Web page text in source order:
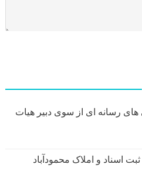
های رسانه ای از سوی دبیر هیات
اسناد و املاک محمودآباد